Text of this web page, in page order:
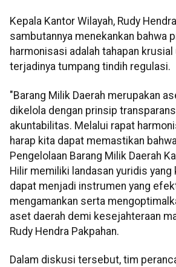
Kepala Kantor Wilayah, Rudy
sambutannya menekankan bahwa
harmonisasi adalah tahapan
terjadinya tumpang tindih regulasi.
"Barang Milik Daerah merupakan
dikelola dengan prinsip
akuntabilitas. Melalui rapat
harap kita dapat memastikan
Pengelolaan Barang Milik Daerah
Hilir memiliki landasan yuridis yang
dapat menjadi instrumen yang
mengamankan serta
aset daerah demi kesejahteraan
Rudy Hendra Pakpahan.
Dalam diskusi tersebut, tim